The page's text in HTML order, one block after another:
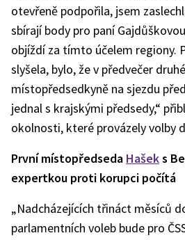
otevřeně podpořila, jsem
sbírají body pro paní
objíždí za tímto účelem regiony.
slyšela, bylo, že v předvečer
místopředsedkyně na sjezdu
jednal s krajskými předsedy,“
okolnosti, které provázely volby
První místopředseda Hašeks
expertkou proti korupci počítá
„Nadcházejících třináct měsíců
parlamentních voleb bude pro